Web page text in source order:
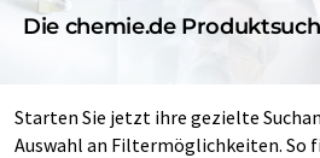
Die chemie.de
Starten Sie jetzt ihre gezielte
Auswahl an Filtermöglichkeiten. So